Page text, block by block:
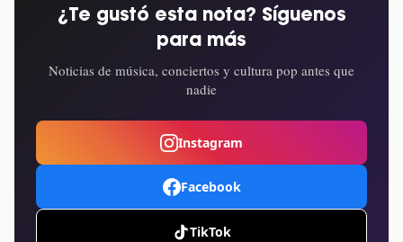
¿Te gustó esta nota? Síguenos
para más
Noticias de música, conciertos y cultura pop antes que
nadie
Instagram
Facebook
TikTok